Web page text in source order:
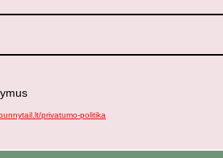
batai – juodos
privatumo-politika